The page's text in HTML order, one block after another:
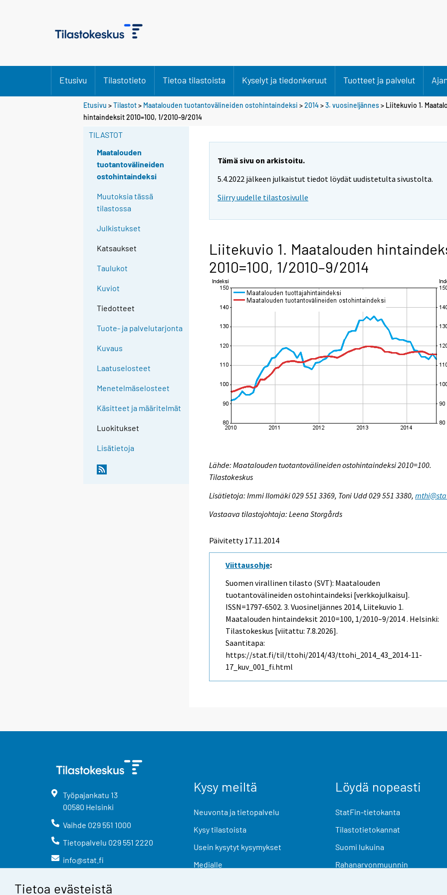
Tietoa evästeistä
Etusivu Tilastotieto Tietoa tilastoista Kyselyt ja tiedonkeruut Tuotteet ja palvelut
Etusivu >Tilastot> Maatalouden tuotantovälineiden ostohintaindeksi >2014>3. vuosineljännes> Liitekuvio 1.
hintaindeksit 2010=100, 1/2010–9/2014
TILASTOT
Maatalouden
tuotantovälineiden
ostohintaindeksi
Muutoksia tässä
tilastossa
Julkistukset
Katsaukset
Taulukot
Kuviot
Tiedotteet
Tuote- ja palvelutarjonta
Kuvaus
Laatuselosteet
Menetelmäselosteet
Käsitteet ja määritelmät
Luokitukset
Lisätietoja
Tämä sivu on arkistoitu.
5.4.2022 jälkeen julkaistut tiedot löydät uudistetulta sivustolta.
Siirry uudelle tilastosivulle
Liitekuvio 1. Maatalouden
2010=100, 1/2010–9/2014
Lähde: Maatalouden tuotantovälineiden ostohintaindeksi 2010=100.
Tilastokeskus
Lisätietoja: Immi Ilomäki 029 551 3369, Toni Udd 029 551 3380,
Vastaava tilastojohtaja: Leena Storgårds
Päivitetty 17.11.2014
Viittausohje:
Suomen virallinen tilasto (SVT): Maatalouden
tuotantovälineiden ostohintaindeksi [verkkojulkaisu].
ISSN=1797-6502.3. Vuosineljännes 2014, Liitekuvio 1.
Maatalouden hintaindeksit 2010=100, 1/2010–9/2014 . Helsinki:
Tilastokeskus [viitattu: 7.8.2026].
Saantitapa:
https://stat.fi/til/ttohi/2014/43/ttohi_2014_43_2014-11-
17_kuv_001_fi.html
Työpajankatu 13
00580 Helsinki
Vaihde 029 551 1000
Tietopalvelu 029 551 2220
info@stat.fi
Kysy meiltä
Neuvonta ja tietopalvelu
Kysy tilastoista
Usein kysytyt kysymykset
Medialle
Löydä nopeasti
StatFin-tietokanta
Tilastotietokannat
Suomi lukuina
Rahanarvonmuunnin